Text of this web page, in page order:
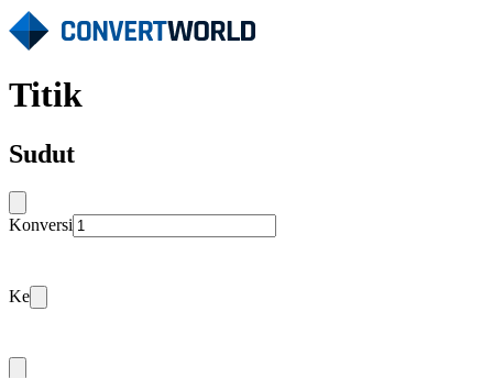
Titik
Sudut
Konversi
Ke